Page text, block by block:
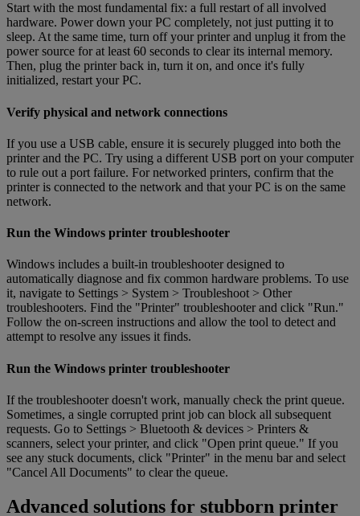
Start with the most fundamental fix: a full restart of all involved
hardware. Power down your PC completely, not just putting it to
sleep. At the same time, turn off your printer and unplug it from the
power source for at least 60 seconds to clear its internal memory.
Then, plug the printer back in, turn it on, and once it's fully
initialized, restart your PC.
Verify physical and network connections
If you use a USB cable, ensure it is securely plugged into both the
printer and the PC. Try using a different USB port on your computer
to rule out a port failure. For networked printers, confirm that the
printer is connected to the network and that your PC is on the same
network.
Run the Windows printer troubleshooter
Windows includes a built-in troubleshooter designed to
automatically diagnose and fix common hardware problems. To use
it, navigate to Settings > System > Troubleshoot > Other
troubleshooters. Find the "Printer" troubleshooter and click "Run."
Follow the on-screen instructions and allow the tool to detect and
attempt to resolve any issues it finds.
Run the Windows printer troubleshooter
If the troubleshooter doesn't work, manually check the print queue.
Sometimes, a single corrupted print job can block all subsequent
requests. Go to Settings > Bluetooth & devices > Printers &
scanners, select your printer, and click "Open print queue." If you
see any stuck documents, click "Printer" in the menu bar and select
"Cancel All Documents" to clear the queue.
Advanced solutions for stubborn printer